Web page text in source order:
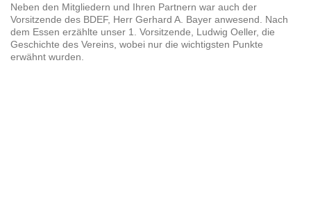
Neben den Mitgliedern und Ihren Partnern war auch der
Vorsitzende des BDEF, Herr Gerhard A. Bayer anwesend. Nach
dem Essen erzählte unser 1. Vorsitzende, Ludwig Oeller, die
Geschichte des Vereins, wobei nur die wichtigsten Punkte
erwähnt wurden.